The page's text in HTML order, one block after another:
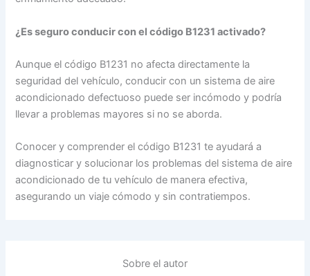
¿Es seguro conducir con el código B1231 activado?
Aunque el código B1231 no afecta directamente la
seguridad del vehículo, conducir con un sistema de aire
acondicionado defectuoso puede ser incómodo y podría
llevar a problemas mayores si no se aborda.
Conocer y comprender el código B1231 te ayudará a
diagnosticar y solucionar los problemas del sistema de aire
acondicionado de tu vehículo de manera efectiva,
asegurando un viaje cómodo y sin contratiempos.
Sobre el autor